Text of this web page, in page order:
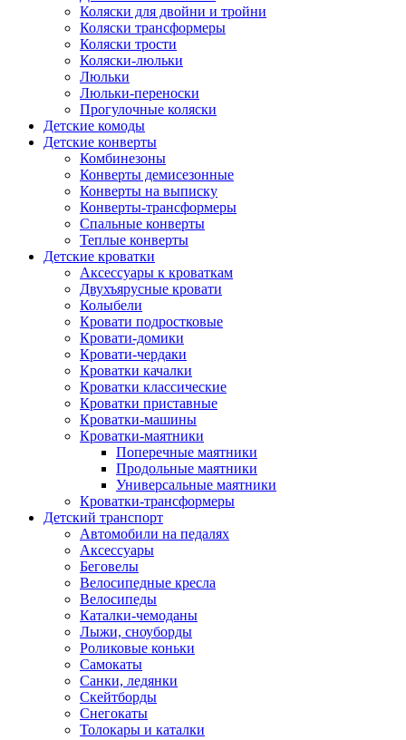
Коляски для двойни и тройни
Коляски трансформеры
Коляски трости
Коляски-люльки
Люльки
Люльки-переноски
Прогулочные коляски
Детские комоды
Детские конверты
Комбинезоны
Конверты демисезонные
Конверты на выписку
Конверты-трансформеры
Спальные конверты
Теплые конверты
Детские кроватки
Аксессуары к кроваткам
Двухъярусные кровати
Колыбели
Кровати подростковые
Кровати-домики
Кровати-чердаки
Кроватки качалки
Кроватки классические
Кроватки приставные
Кроватки-машины
Кроватки-маятники
Поперечные маятники
Продольные маятники
Универсальные маятники
Кроватки-трансформеры
Детский транспорт
Автомобили на педалях
Аксессуары
Беговелы
Велосипедные кресла
Велосипеды
Каталки-чемоданы
Лыжи, сноуборды
Роликовые коньки
Самокаты
Санки, ледянки
Скейтборды
Снегокаты
Толокары и каталки